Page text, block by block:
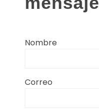
Nombre
Correo